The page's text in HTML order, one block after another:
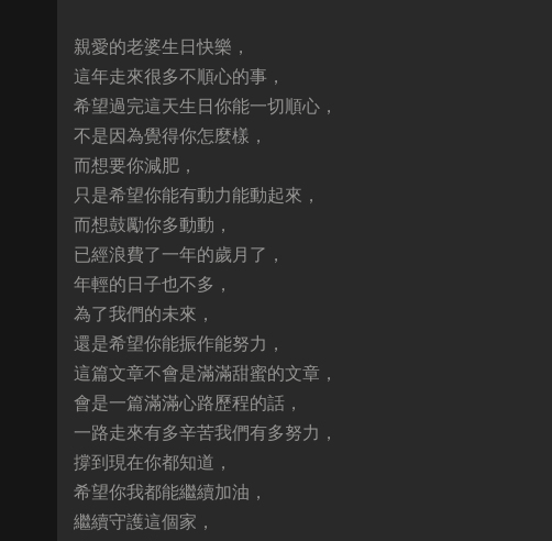
親愛的老婆生日快樂，
這年走來很多不順心的事，
希望過完這天生日你能一切順心，
不是因為覺得你怎麼樣，
而想要你減肥，
只是希望你能有動力能動起來，
而想鼓勵你多動動，
已經浪費了一年的歲月了，
年輕的日子也不多，
為了我們的未來，
還是希望你能振作能努力，
這篇文章不會是滿滿甜蜜的文章，
會是一篇滿滿心路歷程的話，
一路走來有多辛苦我們有多努力，
撐到現在你都知道，
希望你我都能繼續加油，
繼續守護這個家，